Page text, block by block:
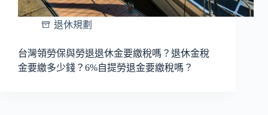
退休規劃
台灣領勞保與勞退退休金要繳稅嗎？退休金稅
金要繳多少錢？6%自提勞退金要繳稅嗎？